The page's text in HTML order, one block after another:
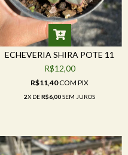
ECHEVERIA SHIRA POTE 11
R$12,00
R$11,40COM PIX
2X DER$6,00SEM JUROS